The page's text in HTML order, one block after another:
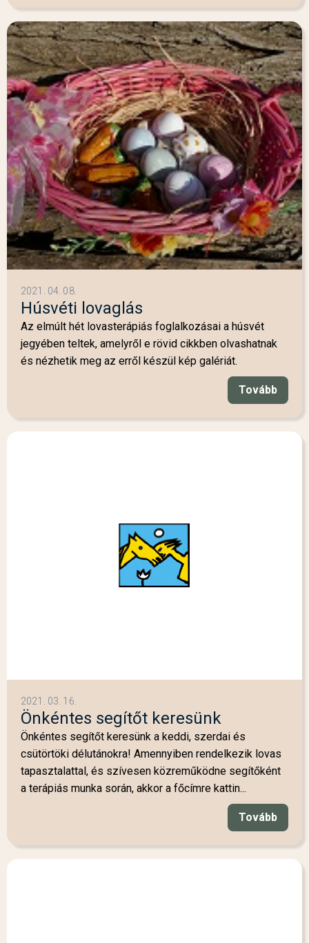
2021. 04. 08.
Húsvéti lovaglás
Az elmúlt hét lovasterápiás foglalkozásai a húsvét
jegyében teltek, amelyről e rövid cikkben olvashatnak
és nézhetik meg az erről készül kép galériát.
Tovább
2021. 03. 16.
Önkéntes segítőt keresünk
Önkéntes segítőt keresünk a keddi, szerdai és
csütörtöki délutánokra! Amennyiben rendelkezik lovas
tapasztalattal, és szívesen közreműködne segítőként
a terápiás munka során, akkor a főcímre kattin...
Tovább